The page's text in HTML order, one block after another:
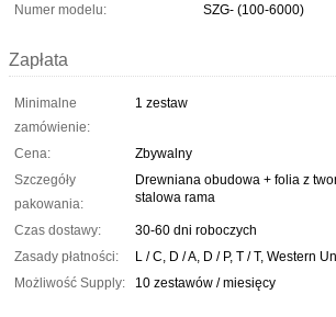
Numer modelu:
SZG- (100-6000)
Zapłata
Minimalne
zamówienie:
1 zestaw
Cena:
Zbywalny
Szczegóły
pakowania:
Drewniana obudowa + folia z
stalowa rama
Czas dostawy:
30-60 dni roboczych
Zasady płatności:
L / C, D / A, D / P, T / T, Western
Możliwość Supply:
10 zestawów / miesięcy